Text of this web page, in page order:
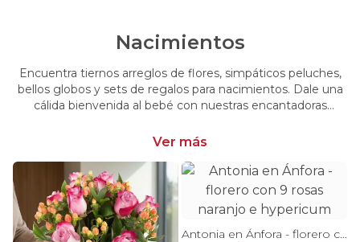
Nacimientos
Encuentra tiernos arreglos de flores, simpáticos peluches,
bellos globos y sets de regalos para nacimientos. Dale una
cálida bienvenida al bebé con nuestras encantadoras
especial.
Ver más
Antonia en Ánfora - florero con 9 rosas naranjo e hypericum